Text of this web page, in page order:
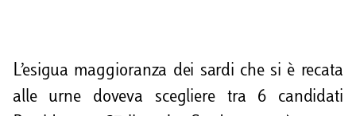
L’esigua maggioranza dei sardi che si è recata
alle urne doveva scegliere tra 6 candidati